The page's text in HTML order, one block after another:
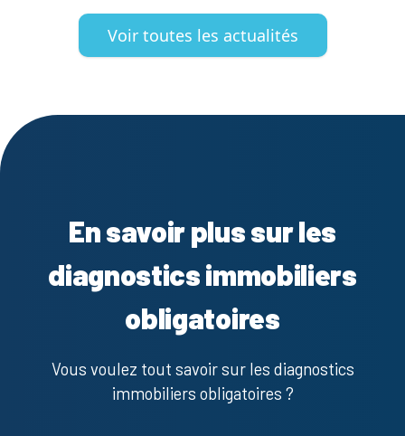
Voir toutes les actualités
En savoir plus sur les
diagnostics immobiliers
obligatoires
Vous voulez tout savoir sur les diagnostics
immobiliers obligatoires ?